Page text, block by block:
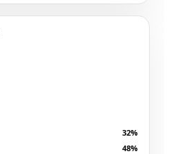
32%
48%